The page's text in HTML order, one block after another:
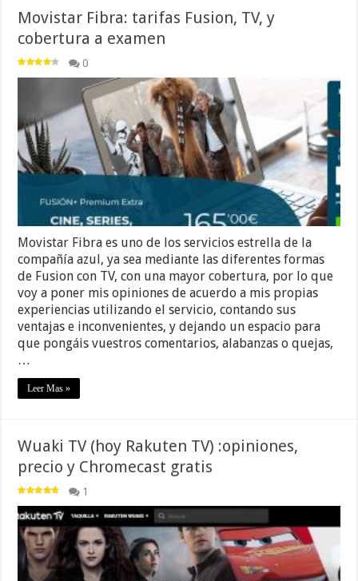
Movistar Fibra: tarifas Fusion, TV, y
cobertura a examen
0
Movistar Fibra es uno de los servicios estrella de la
compañía azul, ya sea mediante las diferentes formas
de Fusion con TV, con una mayor cobertura, por lo que
voy a poner mis opiniones de acuerdo a mis propias
experiencias utilizando el servicio, contando sus
ventajas e inconvenientes, y dejando un espacio para
que pongáis vuestros comentarios, alabanzas o quejas,
…
Leer Mas »
Wuaki TV (hoy Rakuten TV) :opiniones,
precio y Chromecast gratis
1